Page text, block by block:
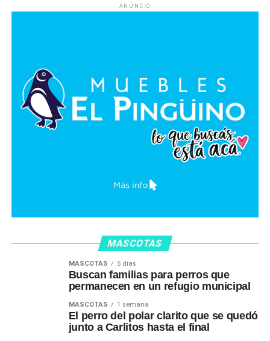
ANUNCIO
MASCOTAS
MASCOTAS 5 días
Buscan familias para perros que
permanecen en un refugio municipal
MASCOTAS 1 semana
El perro del polar clarito que se quedó
junto a Carlitos hasta el final